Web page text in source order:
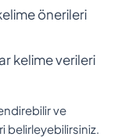
önerileri
kelime verileri
ve
belirleyebilirsiniz.